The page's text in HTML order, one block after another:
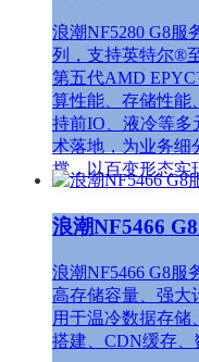
浪潮NF5280 G8服
列，支持英特尔®
第五代AMD
算性能、存储性能
持前IO、液冷等多
术落地，为业务细
撑，以百变形态实
浪潮NF5466
浪潮NF5466 G8服
高存储容量、强大
用于温冷数据存储
搭建、CDN缓存、